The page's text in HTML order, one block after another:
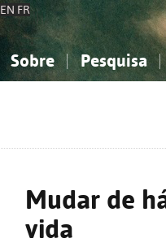
EN FR
Sobre Pesquisa
Mudar de
vida